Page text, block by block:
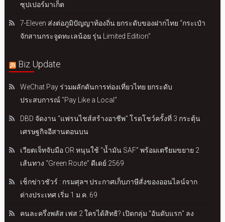
ซุปเปอร์มาเก็ต
7-Eleven ส่งต่อภูมิปัญญาท้องถิ่น ยกระดับของฝากไทย “กระเป๋า
จักสานกระจูดทะเลน้อย รุ่น Limited Edition"
Biz Update
WeChat Pay ร่วมผลักดันการท่องเที่ยวไทย ยกระดับ
ประสบการณ์ "Pay Like a Local"
DBD จัดงาน "แฟรนไชส์สร้างอาชีพ" โรดโชว์ครั้งที่ 3 กระตุ้น
เศรษฐกิจอีสานตอนบน
เวียตเจ็ทจับมือ OR หนุนใช้ “น้ำมัน SAF” พร้อมเตรียมขยาย 2
เส้นทาง “Green Route” ดีเดย์ 2569
เช็กข่าวชัวร์ : กรมศุลฯ ประกาศเก็บภาษีสั่งของออนไลน์จาก
ต่างประเทศ เริ่ม 1 ม.ค. 69
คนละครึ่งพลัส เฟส 2 ใครได้สิทธิ? เปิดกลุ่ม "อันดับแรก" ลง